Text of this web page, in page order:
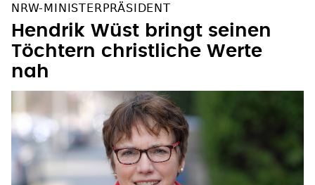
NRW-MINISTERPRÄSIDENT
Hendrik Wüst bringt seinen
Töchtern christliche Werte
nah